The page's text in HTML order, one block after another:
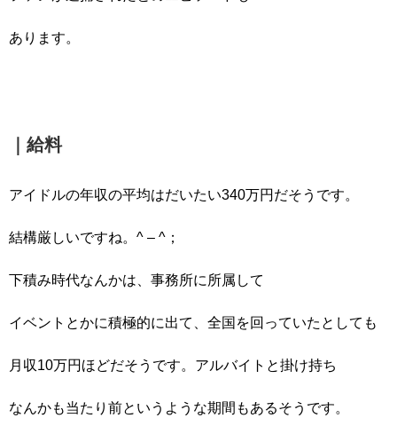
あります。
｜給料
アイドルの年収の平均はだいたい340万円だそうです。
結構厳しいですね。^ – ^；
下積み時代なんかは、事務所に所属して
イベントとかに積極的に出て、全国を回っていたとしても
月収10万円ほどだそうです。アルバイトと掛け持ち
なんかも当たり前というような期間もあるそうです。